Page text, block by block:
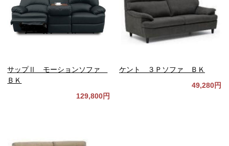
サップⅡ モーションソファ
ＢＫ
129,800円
ケント ３Ｐソファ ＢＫ
49,280円